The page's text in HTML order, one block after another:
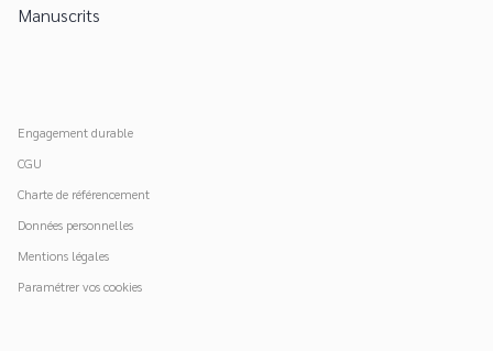
Manuscrits
Engagement durable
CGU
Charte de référencement
Données personnelles
Mentions légales
Paramétrer vos cookies